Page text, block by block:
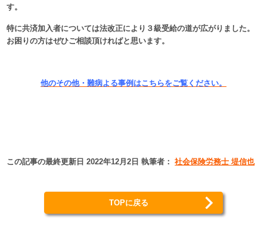
す。
特に共済加入者については法改正により３級受給の道が広がりました。
お困りの方はぜひご相談頂ければと思います。
他のその他・難病よる事例はこちらをご覧ください。
この記事の最終更新日 2022年12月2日 執筆者：社会保険労務士 堤信也
TOPに戻る